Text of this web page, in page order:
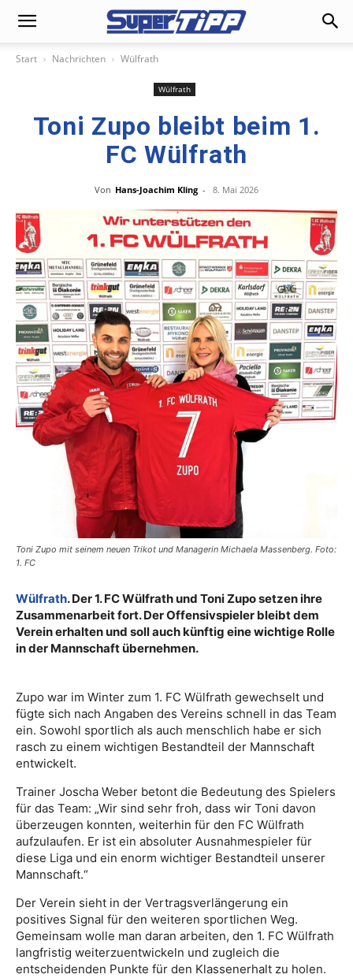
Start Nachrichten Wülfrath
Wülfrath
Toni Zupo bleibt beim 1.
FC Wülfrath
Von Hans-Joachim Kling - 8. Mai 2026
Toni Zupo mit seinem neuen Trikot und Managerin Michaela Massenberg. Foto:
1. FC
Wülfrath. Der 1. FC Wülfrath und Toni Zupo setzen ihre
Zusammenarbeit fort. Der Offensivspieler bleibt dem
Verein erhalten und soll auch künftig eine wichtige Rolle
in der Mannschaft übernehmen.
Zupo war im Winter zum 1. FC Wülfrath gewechselt und
fügte sich nach Angaben des Vereins schnell in das Team
ein. Sowohl sportlich als auch menschlich habe er sich
rasch zu einem wichtigen Bestandteil der Mannschaft
entwickelt.
Trainer Joscha Weber betont die Bedeutung des Spielers
für das Team: „Wir sind sehr froh, dass wir Toni davon
überzeugen konnten, weiterhin für den FC Wülfrath
aufzulaufen. Er ist ein absoluter Ausnahmespieler für
diese Liga und ein enorm wichtiger Bestandteil unserer
Mannschaft.“
Der Verein sieht in der Vertragsverlängerung ein
positives Signal für den weiteren sportlichen Weg.
Gemeinsam wolle man daran arbeiten, den 1. FC Wülfrath
langfristig weiterzuentwickeln und zugleich die
entscheidenden Punkte für den Klassenerhalt zu holen.